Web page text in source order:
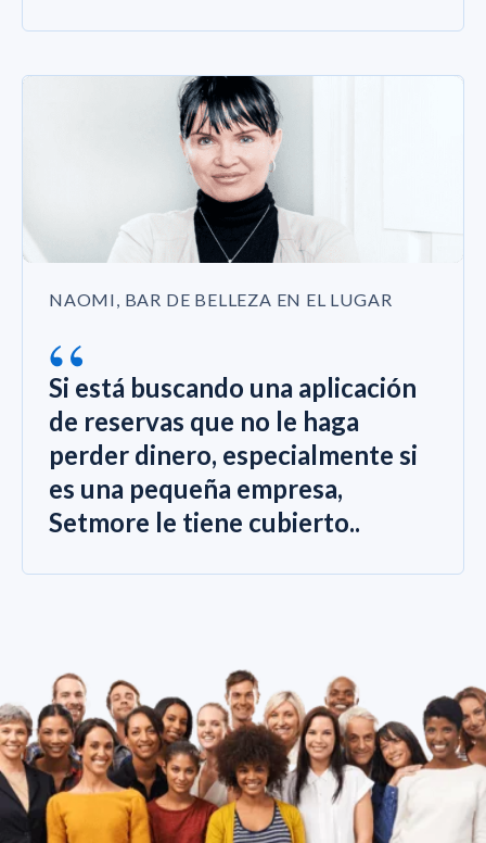
NAOMI, BAR DE BELLEZA EN EL LUGAR
“
Si está buscando una aplicación
de reservas que no le haga
perder dinero, especialmente si
es una pequeña empresa,
Setmore le tiene cubierto..